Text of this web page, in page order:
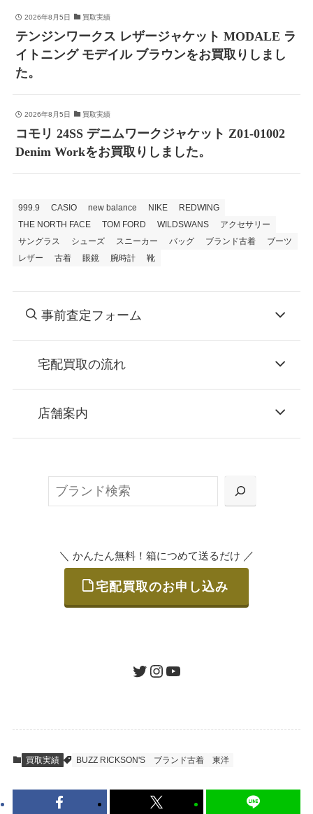
2026年8月5日 買取実績
テンジンワークス レザージャケット MODALE ラ
イトニング モデイル ブラウンをお買取りしまし
た。
2026年8月5日 買取実績
コモリ 24SS デニムワークジャケット Z01-01002
Denim Workをお買取りしました。
999.9 CASIO new balance NIKE
REDWING
THE NORTH FACE
TOM FORD WILDSWANS
アクセサリー
サングラス
シューズ スニーカー バッグ ブランド古着
ブーツ
レザー
古着 眼鏡 腕時計 靴
事前査定フォーム
宅配買取の流れ
お申込み
または梱包材不要の「集荷申込」からお選び
ご発送
査定結果のご承認 / 入金
到着即日に査定いたします。買取金額にご納
店舗案内
＼ かんたん無料！箱につめて送るだけ ／
宅配買取のお申し込み
ツイッターインスタグラムユーチューブ
買取実績 BUZZ RICKSON'S ブランド古着 東洋